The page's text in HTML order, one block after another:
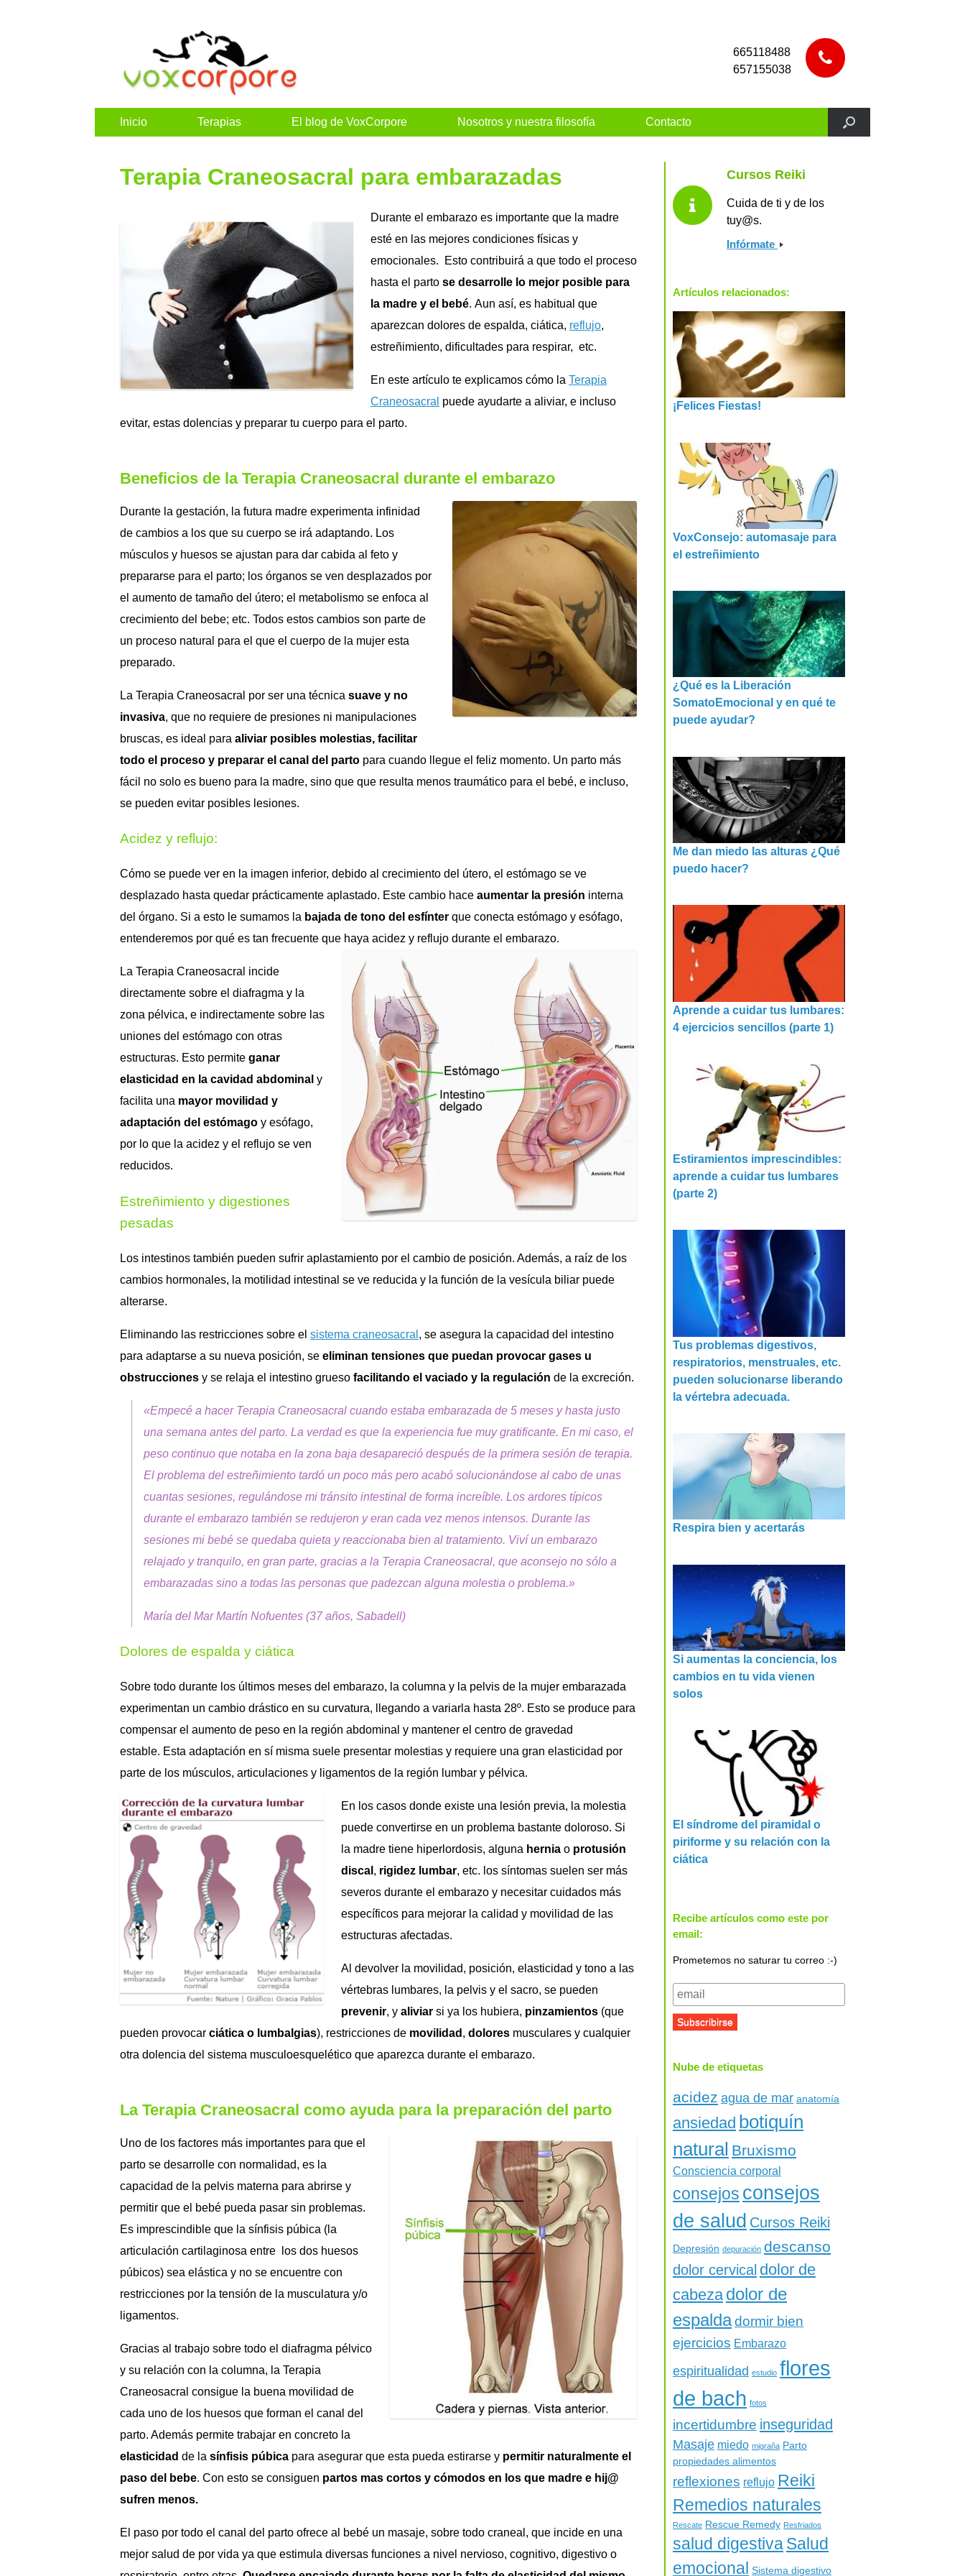
665118488
657155038
Inicio Terapias El blog de VoxCorpore Nosotros y nuestra filosofía Contacto
Terapia Craneosacral para embarazadas
Durante el embarazo es importante que la madre
esté en las mejores condiciones físicas y
emocionales. Esto contribuirá a que todo el proceso
hasta el parto se desarrolle lo mejor posible para
la madre y el bebé. Aun así, es habitual que
aparezcan dolores de espalda, ciática, reflujo,
estreñimiento, dificultades para respirar, etc.
En este artículo te explicamos cómo la Terapia
Craneosacral puede ayudarte a aliviar, e incluso
evitar, estas dolencias y preparar tu cuerpo para el parto.
Beneficios de la Terapia Craneosacral durante el embarazo
Durante la gestación, la futura madre experimenta infinidad
de cambios a los que su cuerpo se irá adaptando. Los
músculos y huesos se ajustan para dar cabida al feto y
prepararse para el parto; los órganos se ven desplazados por
el aumento de tamaño del útero; el metabolismo se enfoca al
crecimiento del bebe; etc. Todos estos cambios son parte de
un proceso natural para el que el cuerpo de la mujer esta
preparado.
La Terapia Craneosacral por ser una técnica suave y no
invasiva, que no requiere de presiones ni manipulaciones
bruscas, es ideal para aliviar posibles molestias, facilitar
todo el proceso y preparar el canal del parto para cuando llegue el feliz momento. Un parto más
fácil no solo es bueno para la madre, sino que que resulta menos traumático para el bebé, e incluso,
se pueden evitar posibles lesiones.
Acidez y reflujo:
Cómo se puede ver en la imagen inferior, debido al crecimiento del útero, el estómago se ve
desplazado hasta quedar prácticamente aplastado. Este cambio hace aumentar la presión interna
del órgano. Si a esto le sumamos la bajada de tono del esfínter que conecta estómago y esófago,
entenderemos por qué es tan frecuente que haya acidez y reflujo durante el embarazo.
La Terapia Craneosacral incide
directamente sobre el diafragma y la
zona pélvica, e indirectamente sobre las
uniones del estómago con otras
estructuras. Esto permite ganar
elasticidad en la cavidad abdominal y
facilita una mayor movilidad y
adaptación del estómago y esófago,
por lo que la acidez y el reflujo se ven
reducidos.
Estreñimiento y digestiones
pesadas
Los intestinos también pueden sufrir aplastamiento por el cambio de posición. Además, a raíz de los
cambios hormonales, la motilidad intestinal se ve reducida y la función de la vesícula biliar puede
alterarse.
Eliminando las restricciones sobre el sistema craneosacral , se asegura la capacidad del intestino
para adaptarse a su nueva posición, se eliminan tensiones que puedan provocar gases u
obstrucciones y se relaja el intestino grueso facilitando el vaciado y la regulación de la excreción.
«Empecé a hacer Terapia Craneosacral cuando estaba embarazada de 5 meses y hasta justo
una semana antes del parto. La verdad es que la experiencia fue muy gratificante. En mi caso, el
peso continuo que notaba en la zona baja desapareció después de la primera sesión de terapia.
El problema del estreñimiento tardó un poco más pero acabó solucionándose al cabo de unas
cuantas sesiones, regulándose mi tránsito intestinal de forma increíble. Los ardores típicos
durante el embarazo también se redujeron y eran cada vez menos intensos. Durante las
sesiones mi bebé se quedaba quieta y reaccionaba bien al tratamiento. Viví un embarazo
relajado y tranquilo, en gran parte, gracias a la Terapia Craneosacral, que aconsejo no sólo a
embarazadas sino a todas las personas que padezcan alguna molestia o problema.»
María del Mar Martín Nofuentes (37 años, Sabadell)
Dolores de espalda y ciática
Sobre todo durante los últimos meses del embarazo, la columna y la pelvis de la mujer embarazada
experimentan un cambio drástico en su curvatura, llegando a variarla hasta 28º. Esto se produce para
compensar el aumento de peso en la región abdominal y mantener el centro de gravedad
estable. Esta adaptación en sí misma suele presentar molestias y requiere una gran elasticidad por
parte de los músculos, articulaciones y ligamentos de la región lumbar y pélvica.
En los casos donde existe una lesión previa, la molestia
puede convertirse en un problema bastante doloroso. Si
la madre tiene hiperlordosis, alguna hernia o protusión
discal , rigidez lumbar, etc. los síntomas suelen ser más
severos durante el embarazo y necesitar cuidados más
específicos para mejorar la calidad y movilidad de las
estructuras afectadas.
Al devolver la movilidad, posición, elasticidad y tono a las
vértebras lumbares, la pelvis y el sacro, se pueden
prevenir, y aliviar si ya los hubiera, pinzamientos (que
pueden provocar ciática o lumbalgias), restricciones de movilidad , dolores musculares y cualquier
otra dolencia del sistema musculoesquelético que aparezca durante el embarazo.
La Terapia Craneosacral como ayuda para la preparación del parto
Uno de los factores más importantes para que el
parto se desarrolle con normalidad, es la
capacidad de la pelvis materna para abrirse y
permitir que el bebé pueda pasar sin problemas.
Es imprescindible que la sínfisis púbica (la
articulación cartilaginosa entre los dos huesos
púbicos) sea elástica y no se encuentre con
restricciones por la tensión de la musculatura y/o
ligamentos.
Gracias al trabajo sobre todo el diafragma pélvico
y su relación con la columna, la Terapia
Craneosacral consigue la buena movilidad de
cada uno de los huesos que forman el canal del
parto. Además permite trabajar en concreto la
elasticidad de la sínfisis púbica para asegurar que esta pueda estirarse y permitir naturalmente el
paso del bebe. Con esto se consiguen partos mas cortos y cómodos en los que madre e hij@
sufren menos.
El paso por todo el canal del parto ofrece al bebé un masaje, sobre todo craneal, que incide en una
mejor salud de por vida ya que estimula diversas funciones a nivel nervioso, cognitivo, digestivo o
Cursos Reiki
Cuida de ti y de los
tuy@s.
Infórmate
Artículos relacionados:
¡Felices Fiestas!
VoxConsejo: automasaje para
el estreñimiento
¿Qué es la Liberación
SomatoEmocional y en qué te
puede ayudar?
Me dan miedo las alturas ¿Qué
puedo hacer?
Aprende a cuidar tus lumbares:
4 ejercicios sencillos (parte 1)
Estiramientos imprescindibles:
aprende a cuidar tus lumbares
(parte 2)
Tus problemas digestivos,
respiratorios, menstruales, etc.
pueden solucionarse liberando
la vértebra adecuada.
Respira bien y acertarás
Si aumentas la conciencia, los
cambios en tu vida vienen
solos
El síndrome del piramidal o
piriforme y su relación con la
ciática
Recibe artículos como este por
email:
Prometemos no saturar tu correo :-)
Nube de etiquetas
acidez agua de mar anatomía
ansiedad botiquín
natural Bruxismo
Consciencia corporal
consejos consejos
de salud Cursos Reiki
Depresión depuración descanso
dolor cervical dolor de
cabezadolor de
espaldadormir bien
ejercicios Embarazo
espiritualidad estudio flores
de bach fotos
incertidumbre inseguridad
Masaje miedo migraña Parto
propiedades alimentos
reflexiones reflujo Reiki
Remedios naturales
Rescate Rescue Remedy Resfriados
salud digestivaSalud
emocional Sistema digestivo